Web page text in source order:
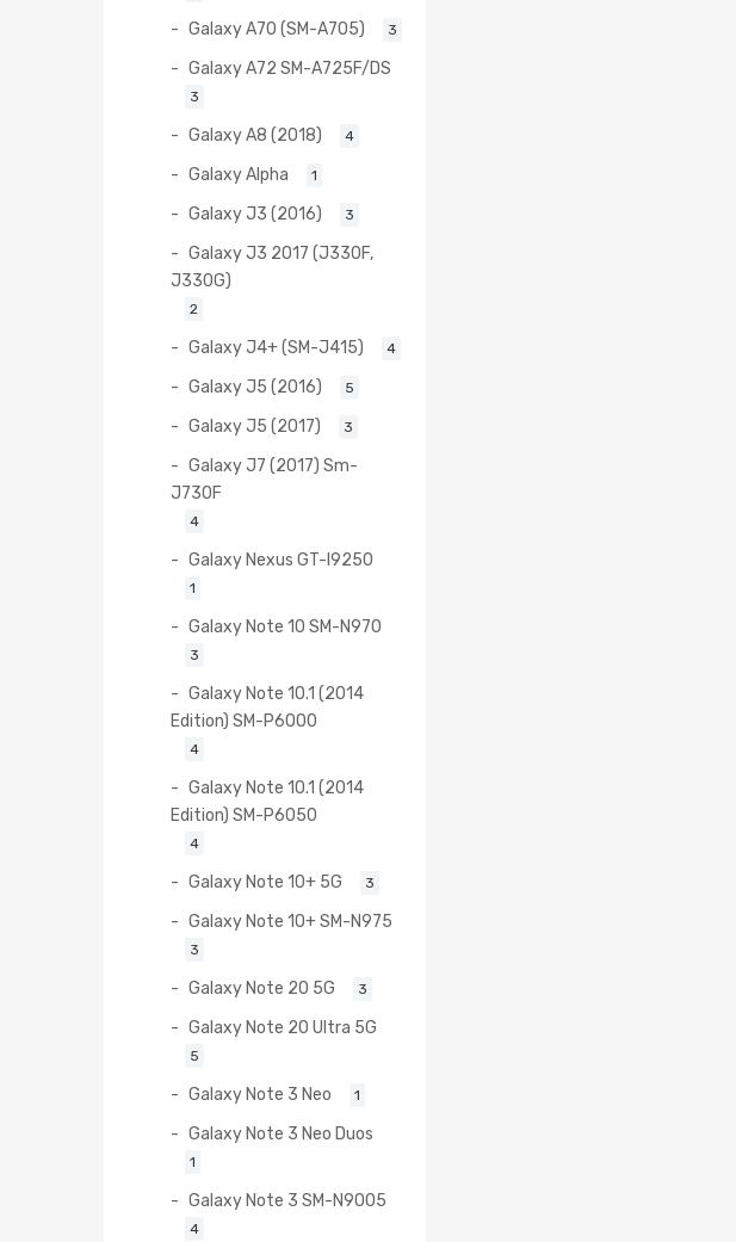
Galaxy A70 (SM-A705) 3
Galaxy A72 SM-A725F/DS
3
Galaxy A8 (2018) 4
Galaxy Alpha 1
Galaxy J3 (2016) 3
Galaxy J3 2017 (J330F,
J330G)
2
Galaxy J4+ (SM-J415) 4
Galaxy J5 (2016) 5
Galaxy J5 (2017) 3
Galaxy J7 (2017) Sm-
J730F
4
Galaxy Nexus GT-I9250
1
Galaxy Note 10 SM-N970
3
Galaxy Note 10.1 (2014
Edition) SM-P6000
4
Galaxy Note 10.1 (2014
Edition) SM-P6050
4
Galaxy Note 10+ 5G 3
Galaxy Note 10+ SM-N975
3
Galaxy Note 20 5G 3
Galaxy Note 20 Ultra 5G
5
Galaxy Note 3 Neo 1
Galaxy Note 3 Neo Duos
1
Galaxy Note 3 SM-N9005
4